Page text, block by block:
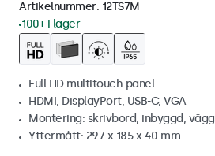
Artikelnummer: 12TS7M
100+ i lager
Full HD multitouch panel
HDMI, DisplayPort, USB-C, VGA
Montering: skrivbord, inbyggd, vägg
Yttermått: 297 x 185 x 40 mm